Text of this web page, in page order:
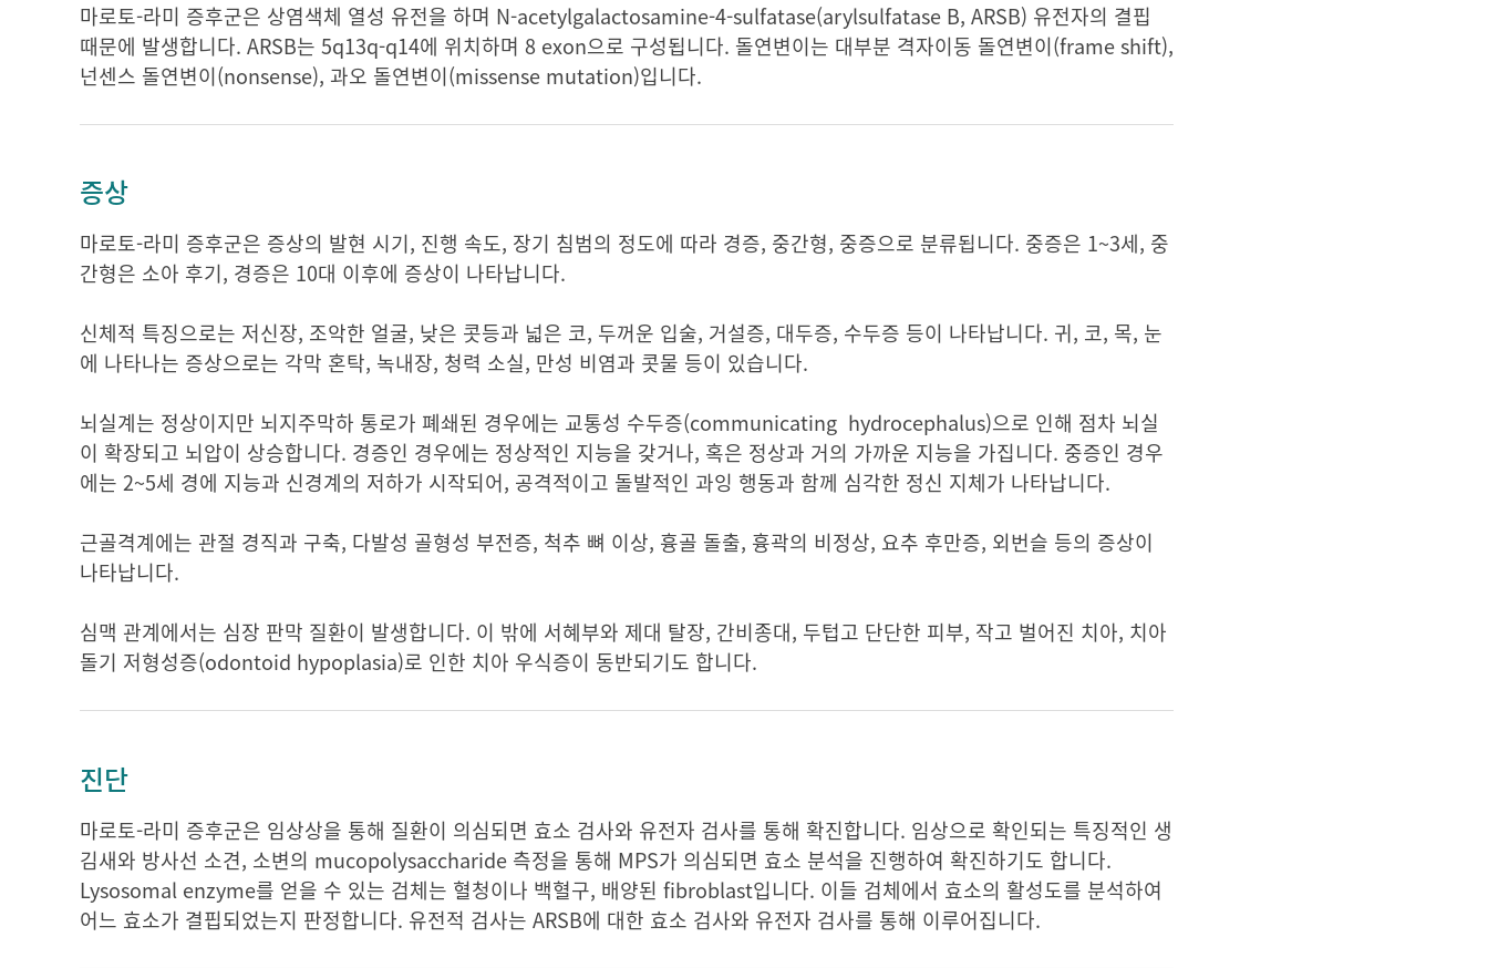
마로토-라미 증후군은 상염색체 열성 유전을 하며 N-acetylgalactosamine-4-sulfatase(arylsulfatase B, ARSB) 유전자의 결핍
때문에 발생합니다. ARSB는 5q13q-q14에 위치하며 8 exon으로 구성됩니다. 돌연변이는 대부분 격자이동 돌연변이(frame shift),
넌센스 돌연변이(nonsense), 과오 돌연변이(missense mutation)입니다.
증상
마로토-라미 증후군은 증상의 발현 시기, 진행 속도, 장기 침범의 정도에 따라 경증, 중간형, 중증으로 분류됩니다. 중증은 1~3세, 중
간형은 소아 후기, 경증은 10대 이후에 증상이 나타납니다.
신체적 특징으로는 저신장, 조악한 얼굴, 낮은 콧등과 넓은 코, 두꺼운 입술, 거설증, 대두증, 수두증 등이 나타납니다. 귀, 코, 목, 눈
에 나타나는 증상으로는 각막 혼탁, 녹내장, 청력 소실, 만성 비염과 콧물 등이 있습니다.
뇌실계는 정상이지만 뇌지주막하 통로가 폐쇄된 경우에는 교통성 수두증(communicating hydrocephalus)으로 인해 점차 뇌실
이 확장되고 뇌압이 상승합니다. 경증인 경우에는 정상적인 지능을 갖거나, 혹은 정상과 거의 가까운 지능을 가집니다. 중증인 경우
에는 2~5세 경에 지능과 신경계의 저하가 시작되어, 공격적이고 돌발적인 과잉 행동과 함께 심각한 정신 지체가 나타납니다.
근골격계에는 관절 경직과 구축, 다발성 골형성 부전증, 척추 뼈 이상, 흉골 돌출, 흉곽의 비정상, 요추 후만증, 외번슬 등의 증상이
나타납니다.
심맥 관계에서는 심장 판막 질환이 발생합니다. 이 밖에 서혜부와 제대 탈장, 간비종대, 두텁고 단단한 피부, 작고 벌어진 치아, 치아
돌기 저형성증(odontoid hypoplasia)로 인한 치아 우식증이 동반되기도 합니다.
진단
마로토-라미 증후군은 임상상을 통해 질환이 의심되면 효소 검사와 유전자 검사를 통해 확진합니다. 임상으로 확인되는 특징적인 생
김새와 방사선 소견, 소변의 mucopolysaccharide 측정을 통해 MPS가 의심되면 효소 분석을 진행하여 확진하기도 합니다.
Lysosomal enzyme를 얻을 수 있는 검체는 혈청이나 백혈구, 배양된 fibroblast입니다. 이들 검체에서 효소의 활성도를 분석하여
어느 효소가 결핍되었는지 판정합니다. 유전적 검사는 ARSB에 대한 효소 검사와 유전자 검사를 통해 이루어집니다.